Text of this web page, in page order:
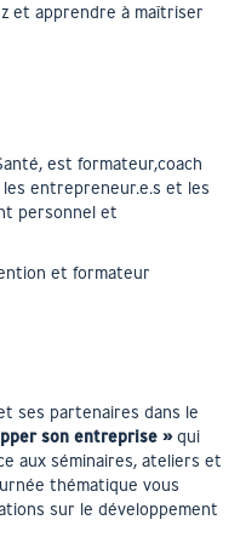
et apprendre à maîtriser
est formateur,coach
entrepreneur.e.s et les
personnel et
et formateur
ses partenaires dans le
son entreprise »qui
aux séminaires, ateliers et
thématique vous
sur le développement